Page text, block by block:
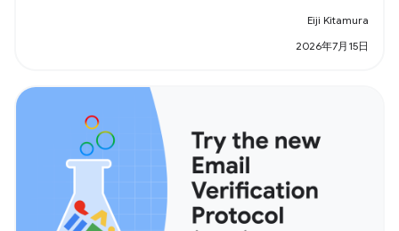
Eiji Kitamura
2026年7月15日